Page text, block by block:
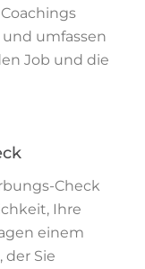
umfassen
Job und die
Check
Ihre
einem
der Sie